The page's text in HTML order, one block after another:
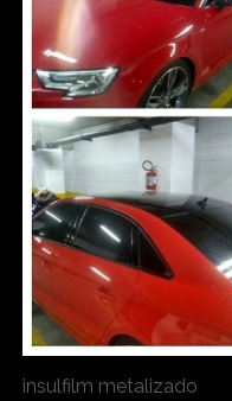
insulfilm metalizado